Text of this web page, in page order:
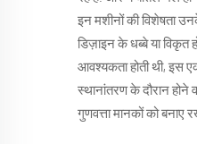
इन मशीनों की विशेषता
डिज़ाइन के धब्बे या विकृत
आवश्यकता होती थी, इस
स्थानांतरण के दौरान होने
गुणवत्ता मानकों को